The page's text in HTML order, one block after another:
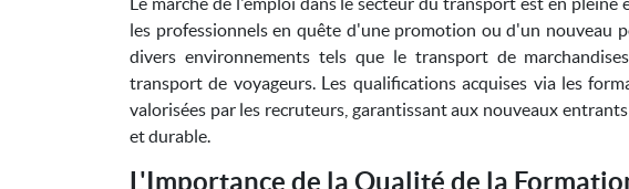
les professionnels en quête d'une promotion ou d'un nouveau
divers environnements tels que le transport de
transport de voyageurs. Les qualifications acquises via les
valorisées par les recruteurs, garantissant aux nouveaux
et durable.
L'Importance de la Qualité de la